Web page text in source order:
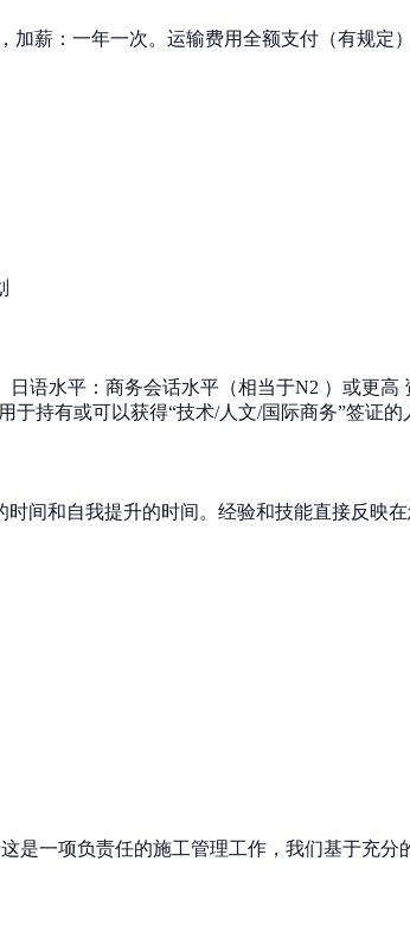
加薪：一年一次。运输费用全额支付（有规定
语水平：商务会话水平（相当于N2 ）或更
持有或可以获得“技术/人文/国际商务”签证的
间和自我提升的时间。经验和技能直接反映
是一项负责任的施工管理工作，我们基于充